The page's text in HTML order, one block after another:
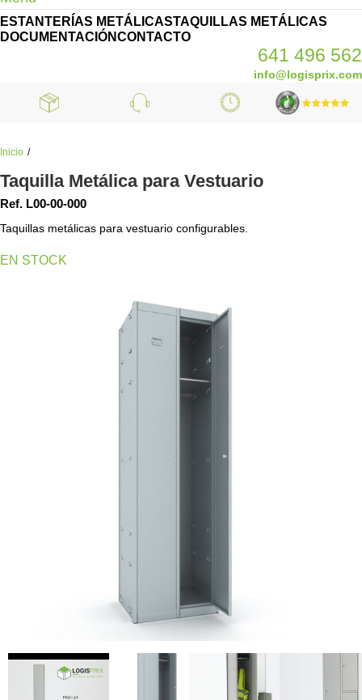
ESTANTERÍAS METÁLICASTAQUILLAS METÁLICAS
DOCUMENTACIÓNCONTACTO
641 496 562
info@logisprix.com
Inicio
Taquilla Metálica para Vestuario
Ref. L00-00-000
Taquillas metálicas para vestuario configurables.
EN STOCK